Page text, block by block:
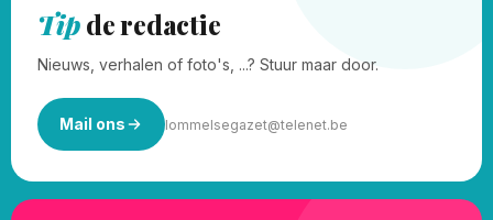
Tipde redactie
Nieuws, verhalen of foto's, ...? Stuur maar door.
Mail ons lommelsegazet@telenet.be